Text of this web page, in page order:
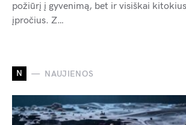
požiūrį į gyvenimą, bet ir visiškai
įpročius. Z…
N NAUJIENOS